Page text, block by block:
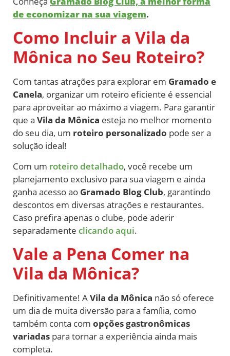
de economizar na sua viagem.
Como Incluir a Vila da
Mônica no Seu Roteiro?
Com tantas atrações para explorar em Gramado e
Canela, organizar um roteiro eficiente é essencial
para aproveitar ao máximo a viagem. Para garantir
que a Vila da Mônica esteja no melhor momento
do seu dia, um roteiro personalizado pode ser a
solução ideal!
Com um roteiro detalhado, você recebe um
planejamento exclusivo para sua viagem e ainda
ganha acesso ao Gramado Blog Club, garantindo
descontos em diversas atrações e restaurantes.
Caso prefira apenas o clube, pode aderir
separadamente clicando aqui.
Vale a Pena Comer na
Vila da Mônica?
Definitivamente! AVila da Mônica não só oferece
um dia de muita diversão para a família, como
também conta com opções gastronômicas
variadas para tornar a experiência ainda mais
completa.